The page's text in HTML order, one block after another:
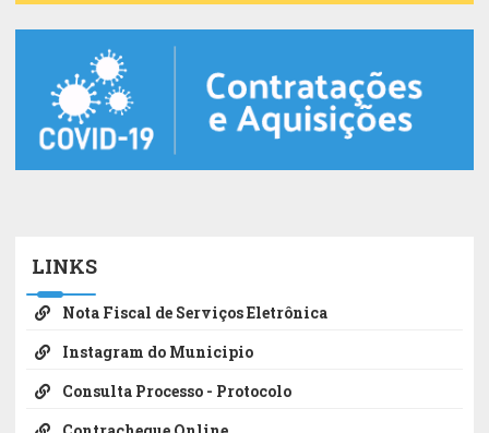
LINKS
Nota Fiscal de Serviços Eletrônica
Instagram do Municipio
Consulta Processo - Protocolo